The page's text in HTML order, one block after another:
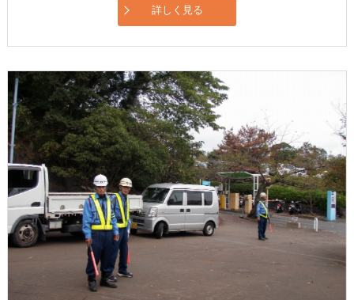
詳しく見る